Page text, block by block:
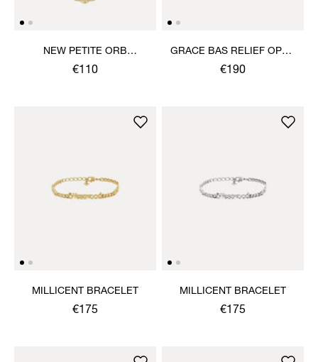
NEW PETITE ORB
BRACELET
€110
GRACE BAS RELIEF OPEN
BANGLE
€190
MILLICENT BRACELET
€175
MILLICENT BRACELET
€175